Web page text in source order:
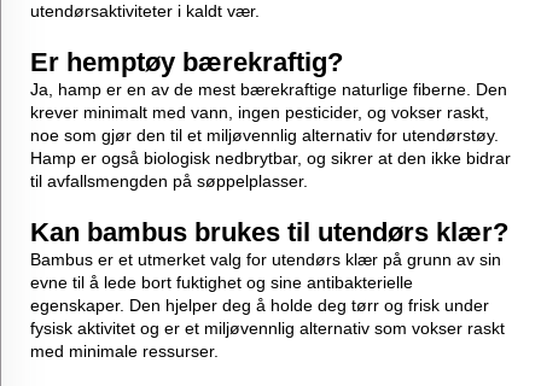
utendørsaktiviteter i kaldt vær.
Er hemptøy bærekraftig?
Ja, hamp er en av de mest bærekraftige naturlige fiberne. Den
krever minimalt med vann, ingen pesticider, og vokser raskt,
noe som gjør den til et miljøvennlig alternativ for utendørstøy.
Hamp er også biologisk nedbrytbar, og sikrer at den ikke bidrar
til avfallsmengden på søppelplasser.
Kan bambus brukes til utendørs klær?
Bambus er et utmerket valg for utendørs klær på grunn av sin
evne til å lede bort fuktighet og sine antibakterielle
egenskaper. Den hjelper deg å holde deg tørr og frisk under
fysisk aktivitet og er et miljøvennlig alternativ som vokser raskt
med minimale ressurser.